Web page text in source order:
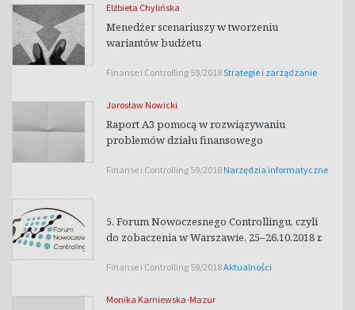
Elżbieta Chylińska
Menedżer scenariuszy w tworzeniu
wariantów budżetu
Finanse i Controlling 59/2018Strategie i zarządzanie
Jarosław Nowicki
Raport A3 pomocą w rozwiązywaniu
problemów działu finansowego
Finanse i Controlling 59/2018 Narzędzia informatyczne
5. Forum Nowoczesnego Controllingu, czyli
do zobaczenia w Warszawie, 25–26.10.2018 r.
Finanse i Controlling 59/2018Aktualności
Monika Karniewska-Mazur